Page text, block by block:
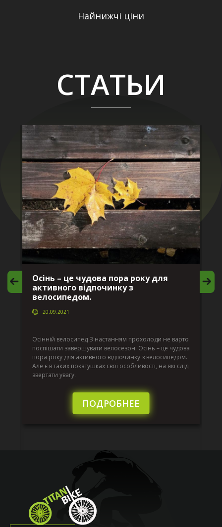
Найнижчі ціни
СТАТЬИ
Осінь – це чудова пора року для
активного відпочинку з
велосипедом.
20.09.2021
Осінній велосипед З настанням прохолоди не варто
поспішати завершувати велосезон. Осінь – це чудова
пора року для активного відпочинку з велосипедом.
Але є в таких покатушках свої особливості, на які слід
звертати увагу.
ПОДРОБНЕЕ